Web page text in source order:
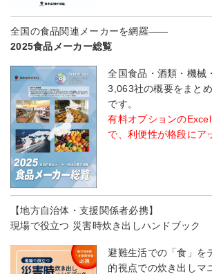
全国の食品関連メーカーを網羅――
2025食品メーカー総覧
全国食品・酒類・機械
3,063社の概要をまと
です。
有料オプションの
で、利便性が格段にア
【地方自治体・支援関係者必携】
現場で役立つ 災害時炊き出しハンドブック
避難生活での「食」を
的視点での炊き出しマ